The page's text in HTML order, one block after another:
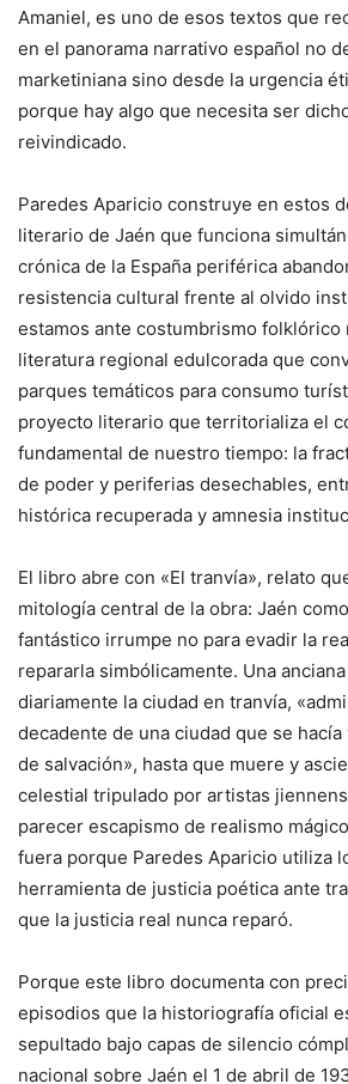
Amaniel, es uno de esos textos que
en el panorama narrativo español no
marketiniana sino desde la urgencia
porque hay algo que necesita ser
reivindicado.
Paredes Aparicio construye en estos
literario de Jaén que funciona
crónica de la España periférica
resistencia cultural frente al olvido
estamos ante costumbrismo folklórico
literatura regional edulcorada que
parques temáticos para consumo
proyecto literario que territorializa el
fundamental de nuestro tiempo: la
de poder y periferias desechables,
histórica recuperada y amnesia
El libro abre con «El tranvía», relato
mitología central de la obra: Jaén
fantástico irrumpe no para evadir la
repararla simbólicamente. Una
diariamente la ciudad en tranvía,
decadente de una ciudad que se
de salvación», hasta que muere y
celestial tripulado por artistas
parecer escapismo de realismo
fuera porque Paredes Aparicio utiliza
herramienta de justicia poética ante
que la justicia real nunca reparó.
Porque este libro documenta con
episodios que la historiografía oficial
sepultado bajo capas de silencio
nacional sobre Jaén el 1 de abril de